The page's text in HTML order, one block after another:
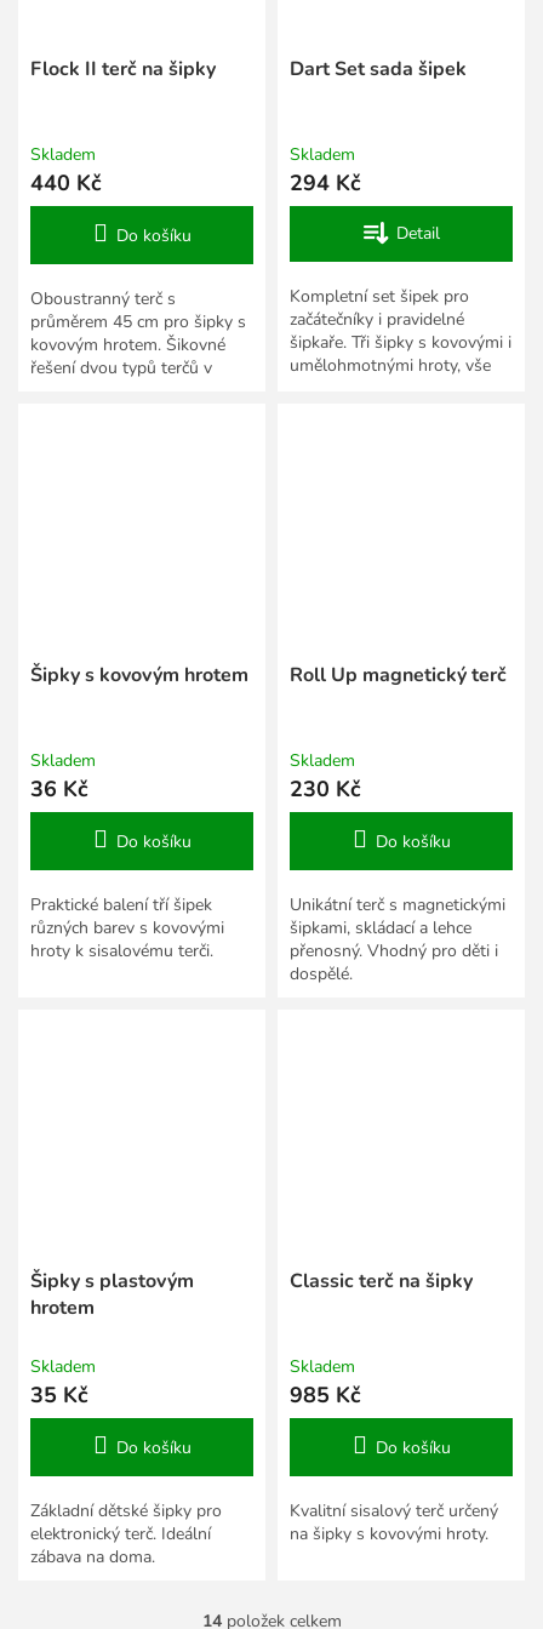
Flock II terč na šipky
Skladem
440 Kč
Do košíku
Oboustranný terč s
průměrem 45 cm pro šipky s
kovovým hrotem. Šikovné
řešení dvou typů terčů v
Dart Set sada šipek
Skladem
294 Kč
Detail
Kompletní set šipek pro
začátečníky i pravidelné
šipkaře. Tři šipky s kovovými i
umělohmotnými hroty, vše
Šipky s kovovým hrotem
Skladem
36 Kč
Do košíku
Praktické balení tří šipek
různých barev s kovovými
hroty k sisalovému terči.
Roll Up magnetický terč
Skladem
230 Kč
Do košíku
Unikátní terč s magnetickými
šipkami, skládací a lehce
přenosný. Vhodný pro děti i
dospělé.
Šipky s plastovým
hrotem
Skladem
35 Kč
Do košíku
Základní dětské šipky pro
elektronický terč. Ideální
zábava na doma.
Classic terč na šipky
Skladem
985 Kč
Do košíku
Kvalitní sisalový terč určený
na šipky s kovovými hroty.
14položek celkem